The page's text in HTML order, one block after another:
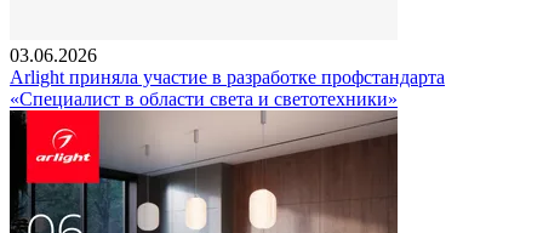
03.06.2026
Arlight приняла участие в разработке профстандарта
«Специалист в области света и светотехники»